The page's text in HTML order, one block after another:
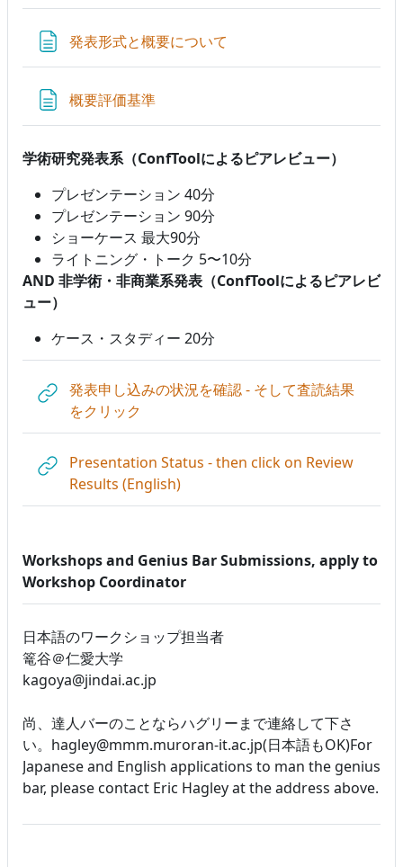
発表形式と概要について
概要評価基準ページ
学術研究発表系（ConfToolによるピアレビュー）
プレゼンテーション 40分
プレゼンテーション 90分
ショーケース 最大90分
ライトニング・トーク 5〜10分
AND 非学術・非商業系発表（ConfToolによるピアレビ
ュー）
ケース・スタディー 20分
発表申し込みの状況を確認 - そして査読結果
をクリック
Presentation Status - then click on Review
Results (English)URL
Workshops and Genius Bar Submissions, apply to
Workshop Coordinator
日本語のワークショップ担当者
篭谷＠仁愛大学
kagoya@jindai.ac.jp
尚、達人バーのことならハグリーまで連絡して下さ
い。hagley@mmm.muroran-it.ac.jp(日本語もOK)For
Japanese and English applications to man the genius
bar, please contact Eric Hagley at the address above.